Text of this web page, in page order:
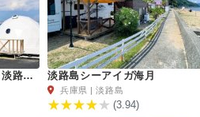
コスタブルー あわじ西海岸＜淡路島＞ 淡路島シーアイガ海月
兵庫県 | 淡路島
(3.94)